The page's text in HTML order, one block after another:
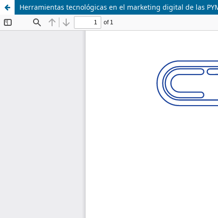
Herramientas tecnológicas en el marketing digital de las